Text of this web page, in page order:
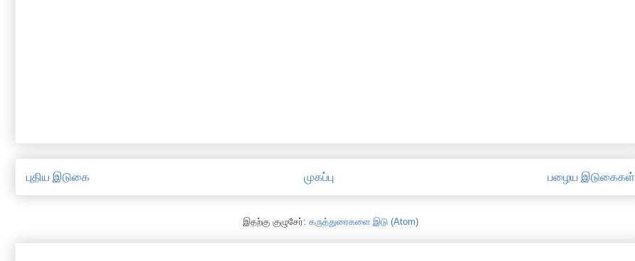
புதிய இடுகை பழைய இடுகைகள்
முகப்பு
இதற்கு குழுசேர்: கருத்துரைகளை இடு (Atom)